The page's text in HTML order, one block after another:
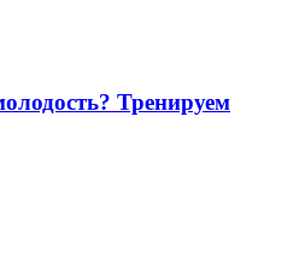
Тренируем